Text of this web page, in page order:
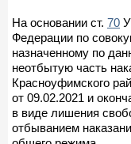
На основании ст. 70
Федерации по
назначенному по
неотбытую часть
Красноуфимского
от 09.02.2021 и
в виде лишения
отбыванием